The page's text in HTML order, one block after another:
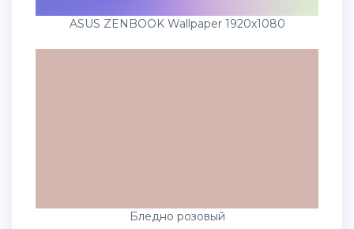
ASUS ZENBOOK Wallpaper 1920x1080
Бледно розовый